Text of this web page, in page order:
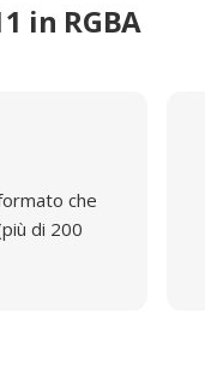
in RGBA
che
di 200